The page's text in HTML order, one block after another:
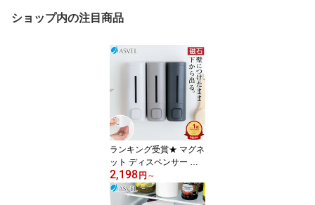
ショップ内の注目商品
ランキング受賞★ マグネ
ット ディスペンサー 下
から出る 磁石 壁掛け 浮
かせる収納 シャンプーボ
トル 詰め替えボトル 最
2,198円 ～